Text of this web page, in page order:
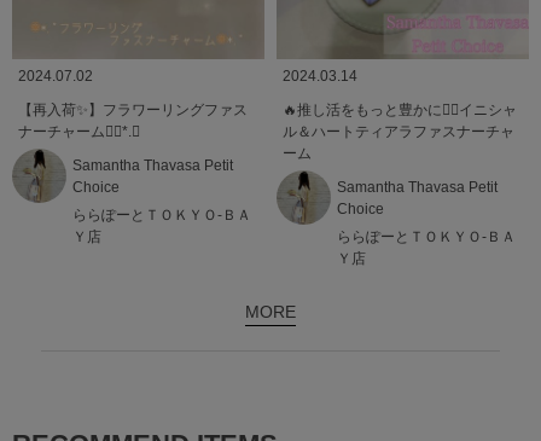
2024.07.02
【再入荷✨️】フラワーリングファス
ナーチャーム❁⃘*.ﾟ
Samantha Thavasa Petit
Choice
ららぽーとＴＯＫＹＯ-ＢＡ
Ｙ店
2024.03.14
️‍🔥推し活をもっと豊かに❤️‍🔥イニシャ
ル＆ハートティアラファスナーチャ
ーム
Samantha Thavasa Petit
Choice
ららぽーとＴＯＫＹＯ-ＢＡ
Ｙ店
MORE